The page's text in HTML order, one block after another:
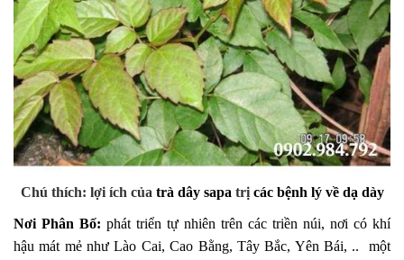
Chú thích: lợi ích của trà dây sapa trị các bệnh lý về dạ dày
Nơi Phân Bố: phát triển tự nhiên trên các triền núi, nơi có khí
hậu mát mẻ như Lào Cai, Cao Bằng, Tây Bắc, Yên Bái, .. một